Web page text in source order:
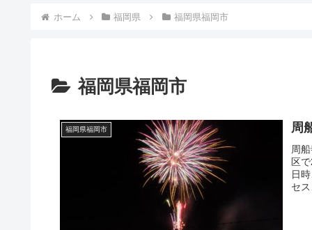
ホーム 福岡県 福岡県福岡市
福岡県福岡市
福岡県福岡市 周
周
区
日
セ